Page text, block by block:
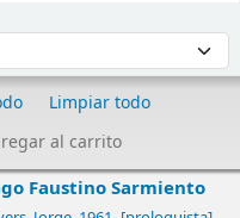
Limpiar todo
al carrito
Faustino Sarmiento